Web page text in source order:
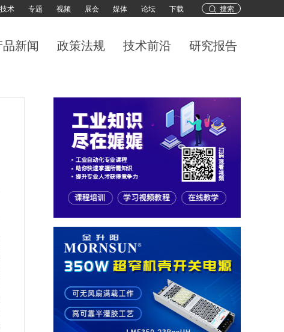
搜索
技术 专题 视频 展会 媒体 论坛 下载
品新闻 政策法规 技术前沿 研究报告